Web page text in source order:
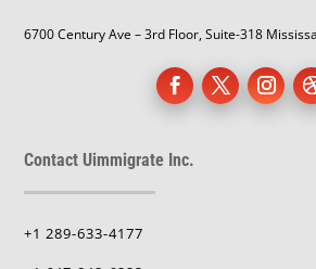
6700 Century Ave – 3rd Floor, Suite-318
Contact Uimmigrate Inc.
+1 289-633-4177